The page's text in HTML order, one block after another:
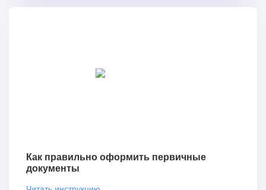
Как правильно оформить первичные
документы